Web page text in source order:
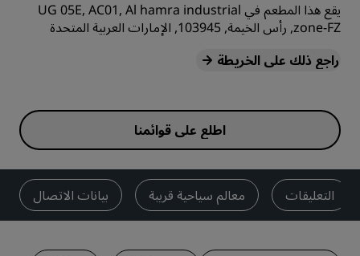
يقع هذا المطعم في UG 05E, AC01, Al hamra industrial
zone-FZ, رأس الخيمة, 103945, الإمارات العربية المتحدة
راجع ذلك على الخريطة
اطلع على قوائمنا
التعليقات معالم سياحية قريبة بيانات الاتصال